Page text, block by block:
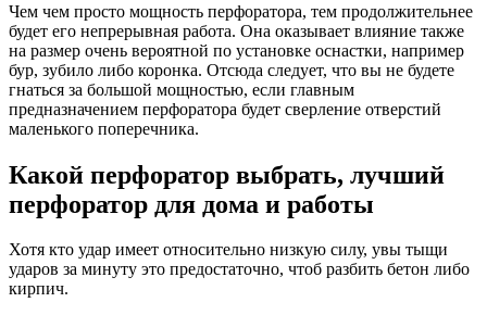
Чем чем просто мощность перфоратора, тем продолжительнее
будет его непрерывная работа. Она оказывает влияние также
на размер очень вероятной по установке оснастки, например
бур, зубило либо коронка. Отсюда следует, что вы не будете
гнаться за большой мощностью, если главным
предназначением перфоратора будет сверление отверстий
маленького поперечника.
Какой перфоратор выбрать, лучший
перфоратор для дома и работы
Хотя кто удар имеет относительно низкую силу, увы тыщи
ударов за минуту это предостаточно, чтоб разбить бетон либо
кирпич.